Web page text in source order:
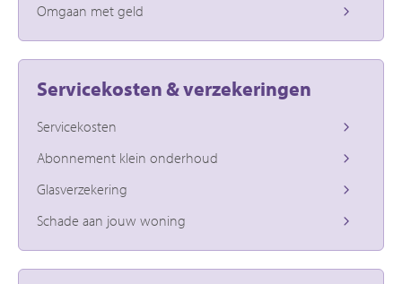
Omgaan met geld
Servicekosten & verzekeringen
Servicekosten
Abonnement klein onderhoud
Glasverzekering
Schade aan jouw woning